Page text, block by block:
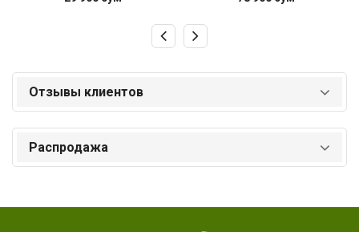
Отзывы клиентов
Распродажа